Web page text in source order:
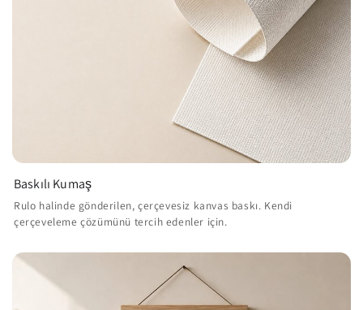
Baskılı Kumaş
Rulo halinde gönderilen, çerçevesiz kanvas baskı. Kendi
çerçeveleme çözümünü tercih edenler için.